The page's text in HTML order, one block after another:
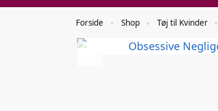
Forside » Shop » Tøj til Kvinder »